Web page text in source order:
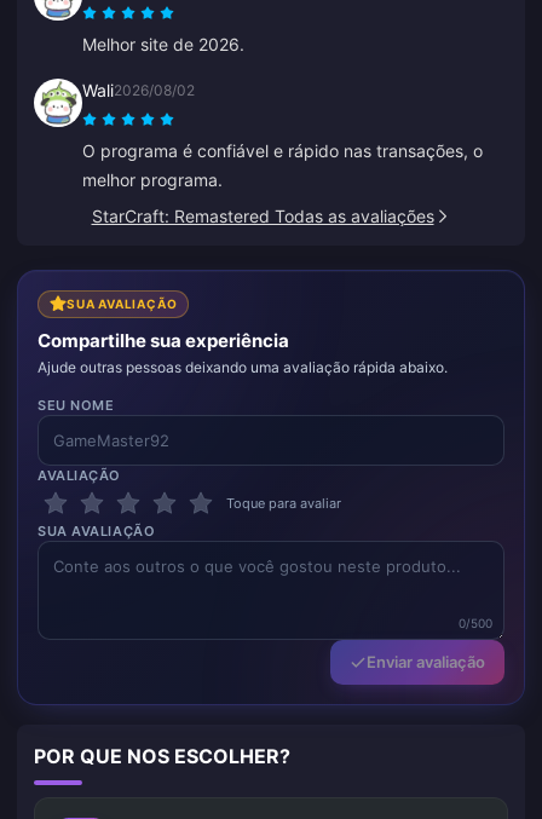
Melhor site de 2026.
Wali2026/08/02
O programa é confiável e rápido nas transações, o
melhor programa.
StarCraft: Remastered Todas as avaliações
SUA AVALIAÇÃO
Compartilhe sua experiência
Ajude outras pessoas deixando uma avaliação rápida abaixo.
SEU NOME
AVALIAÇÃO
Toque para avaliar
SUA AVALIAÇÃO
0/500
Enviar avaliação
POR QUE NOS ESCOLHER?